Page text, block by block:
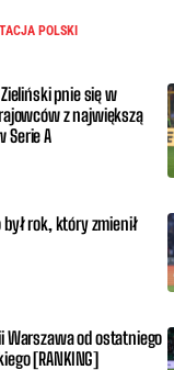
POLSKI
pnie się w
z największą
Serie A
był rok, który zmienił
Warszawa od ostatniego
[RANKING]